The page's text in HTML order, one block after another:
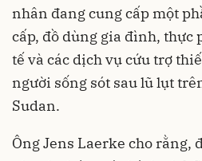
nhân đang cung cấp một
cấp, đồ dùng gia đình, thực
tế và các dịch vụ cứu trợ
người sống sót sau lũ lụt
Sudan.
Ông Jens Laerke cho rằng,